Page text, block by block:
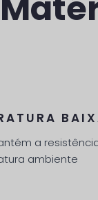
a
ambiente